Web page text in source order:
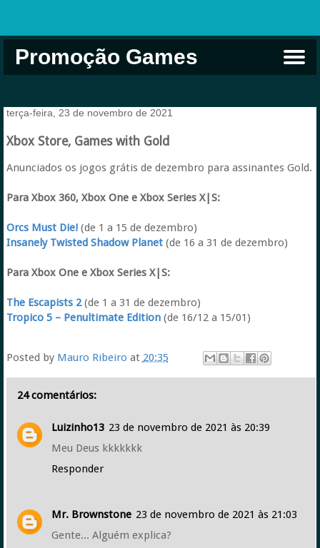
Promoção Games
terça-feira, 23 de novembro de 2021
Xbox Store, Games with Gold
Anunciados os jogos grátis de dezembro para assinantes Gold.
Para Xbox 360, Xbox One e Xbox Series X|S:
Orcs Must Die!(de 1 a 15 de dezembro)
Insanely Twisted Shadow Planet(de 16 a 31 de dezembro)
Para Xbox One e Xbox Series X|S:
The Escapists 2(de 1 a 31 de dezembro)
Tropico 5 – Penultimate Edition(de 16/12 a 15/01)
Posted by Mauro Ribeiro at 20:35
24 comentários:
Luizinho13 23 de novembro de 2021 às 20:39
Meu Deus kkkkkkk
Responder
Mr. Brownstone 23 de novembro de 2021 às 21:03
Gente... Alguém explica?